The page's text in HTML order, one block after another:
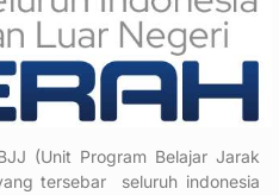
(Unit Program Belajar Jarak
tersebar seluruh indonesia